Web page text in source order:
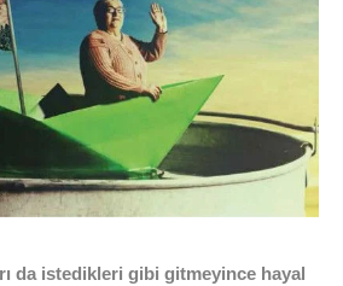
da istedikleri gibi gitmeyince hayal